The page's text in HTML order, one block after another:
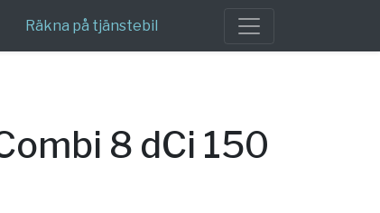
Räkna på tjänstebil
8 dCi 150